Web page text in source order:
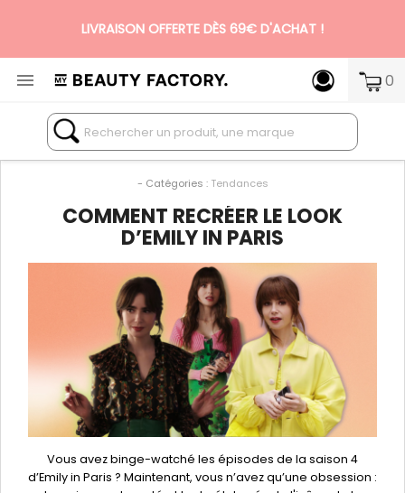
LIVRAISON OFFERTE DÈS 69€ D'ACHAT !
N°1 DES BOX BEAUTÉ PREMIUM SANS ENGAGEMENT
 0
- Catégories : Tendances
COMMENT RECRÉER LE LOOK
D’EMILY IN PARIS
Vous avez binge-watché les épisodes de la saison 4
d’Emily in Paris ? Maintenant, vous n’avez qu’une obsession :